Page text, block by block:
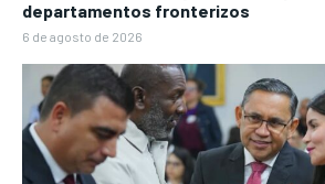
departamentos fronterizos
6 de agosto de 2026